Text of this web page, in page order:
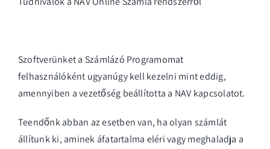
Árak
Blog
Kapcsolat
Demó letöltése
Szoftverünket a Számlázó Programomat
felhasználóként ugyanúgy kell kezelni mint eddig,
amennyiben a vezetőség beállította a NAV kapcsolatot.
Teendőnk abban az esetben van, ha olyan számlát
állítunk ki, aminek áfatartalma eléri vagy meghaladja a